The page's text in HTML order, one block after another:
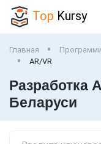
Top Kursy
Главная
AR/VR
Разработка
Беларуси